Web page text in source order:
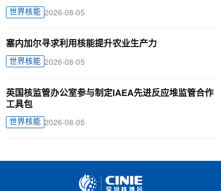
世界核能 2026-08-05
塞内加尔寻求利用核能提升农业生产力
世界核能 2026-08-05
英国核监管办公室参与制定IAEA先进反应堆监管合作
工具包
世界核能 2026-08-05